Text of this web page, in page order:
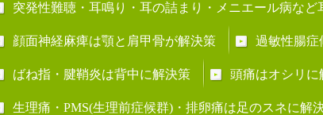
突発性難聴・耳鳴り・耳の詰まり・メニエール病など
顔面神経麻痺は顎と肩甲骨が解決策 過敏性腸症
ばね指・腱鞘炎は背中に解決策 頭痛はオシリに
生理痛・PMS(生理前症候群)・排卵痛は足のスネに解